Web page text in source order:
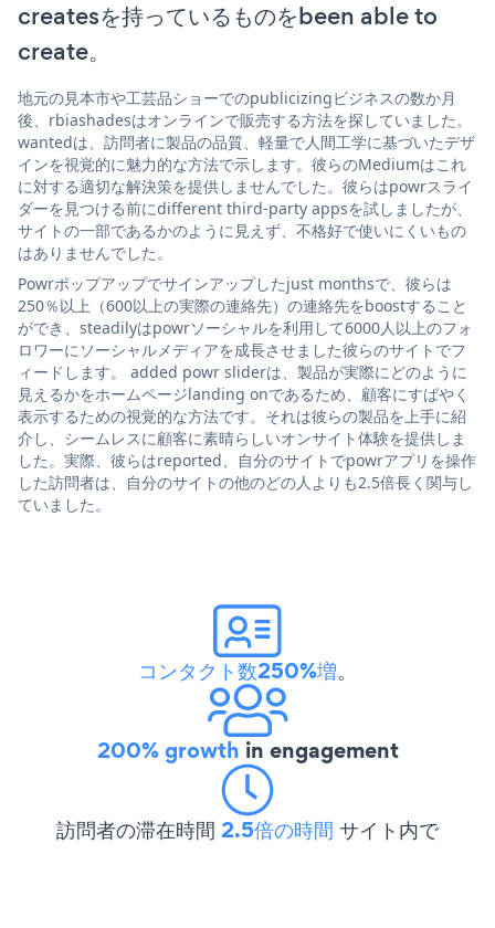
createsを持っているものをbeen able to
create。
地元の見本市や工芸品ショーでのpublicizingビジネスの数か月
後、rbiashadesはオンラインで販売する方法を探していました。
wantedは、訪問者に製品の品質、軽量で人間工学に基づいたデザ
インを視覚的に魅力的な方法で示します。彼らのMediumはこれ
に対する適切な解決策を提供しませんでした。彼らはpowrスライ
ダーを見つける前にdifferent third-party appsを試しましたが、
サイトの一部であるかのように見えず、不格好で使いにくいもの
はありませんでした。
Powrポップアップでサインアップしたjust monthsで、彼らは
250％以上（600以上の実際の連絡先）の連絡先をboostすること
ができ、steadilyはpowrソーシャルを利用して6000人以上のフォ
ロワーにソーシャルメディアを成長させました彼らのサイトでフ
ィードします。 added powr sliderは、製品が実際にどのように
見えるかをホームページlanding onであるため、顧客にすばやく
表示するための視覚的な方法です。それは彼らの製品を上手に紹
介し、シームレスに顧客に素晴らしいオンサイト体験を提供しま
した。実際、彼らはreported、自分のサイトでpowrアプリを操作
した訪問者は、自分のサイトの他のどの人よりも2.5倍長く関与し
ていました。
コンタクト数250%増。
200% growth in engagement
訪問者の滞在時間 2.5倍の時間 サイト内で